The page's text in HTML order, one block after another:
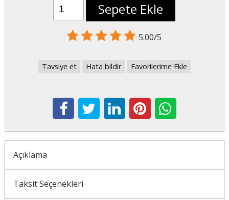
Sepete Ekle
5.00/5
Tavsiye et Hata bildir Favorilerime Ekle
Açıklama
Taksit Seçenekleri